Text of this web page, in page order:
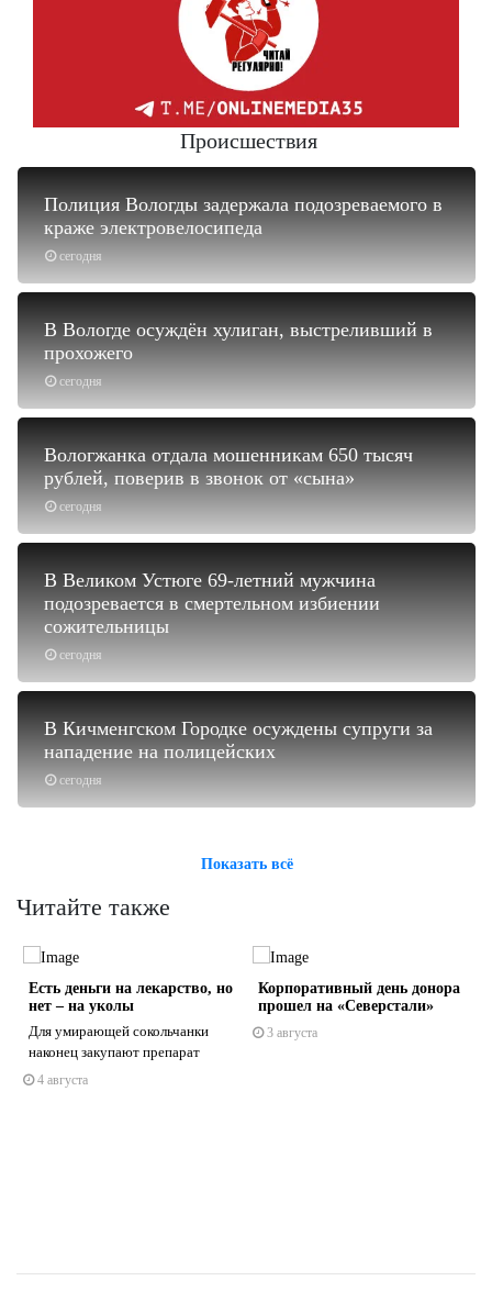
Происшествия
сегодня
Полиция Вологды задержала подозреваемого в
краже электровелосипеда
сегодня
В Вологде осуждён хулиган, выстреливший в
прохожего
сегодня
Вологжанка отдала мошенникам 650 тысяч
рублей, поверив в звонок от «сына»
сегодня
В Великом Устюге 69-летний мужчина
подозревается в смертельном избиении
сожительницы
сегодня
В Кичменгском Городке осуждены супруги за
нападение на полицейских
Показать всё
Читайте также
Есть деньги на лекарство, но
нет – на уколы
Для умирающей сокольчанки
наконец закупают препарат
4 августа
Корпоративный день донора
прошел на «Северстали»
3 августа